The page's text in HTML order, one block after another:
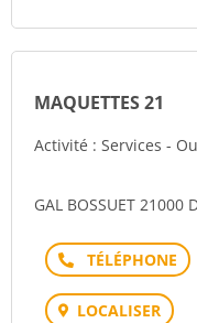
MAQUETTES 21
Activité : Services -
GAL BOSSUET 21000
Téléphone
LOCALISER